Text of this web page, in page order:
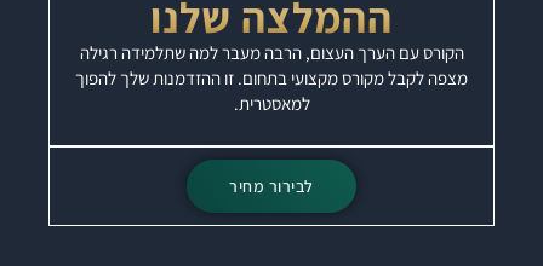
ההמלצה שלנו
הקורס עם הערך העצום, הרבה מעבר למה שתלמידה רגילה
מצפה לקבל מקורס מקצועי בתחום. זו ההזדמנות שלך להפוך
למאסטרית.
לבירור מחיר